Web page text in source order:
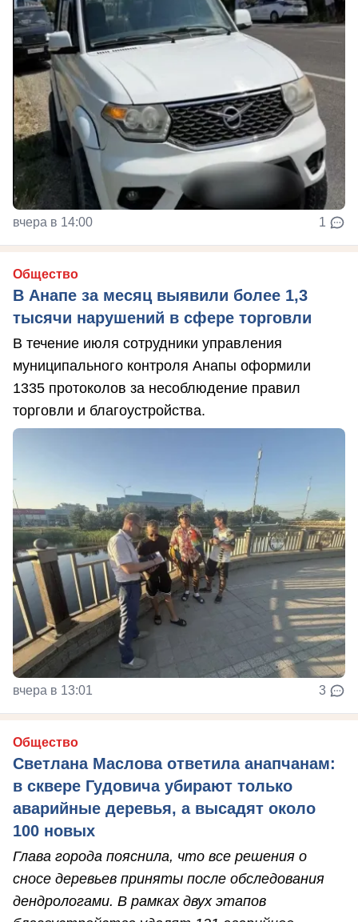
вчера в 14:00 1
Общество
В Анапе за месяц выявили более 1,3
тысячи нарушений в сфере торговли
В течение июля сотрудники управления
муниципального контроля Анапы оформили
1335 протоколов за несоблюдение правил
торговли и благоустройства.
вчера в 13:01 3
Общество
Светлана Маслова ответила анапчанам:
в сквере Гудовича убирают только
аварийные деревья, а высадят около
100 новых
Глава города пояснила, что все решения о
сносе деревьев приняты после обследования
дендрологами. В рамках двух этапов